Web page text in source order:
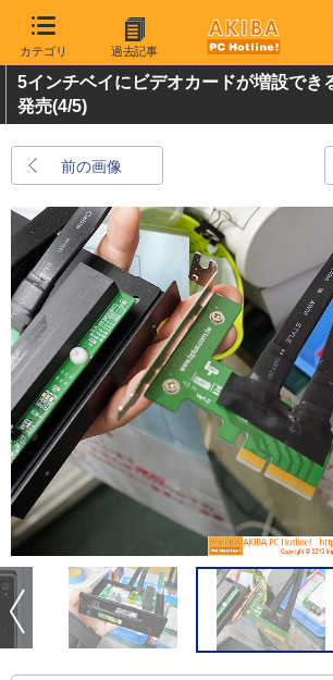
カテゴリ 過去記事
5インチベイにビデオカードが増設でき
発売(4/5)
前の画像